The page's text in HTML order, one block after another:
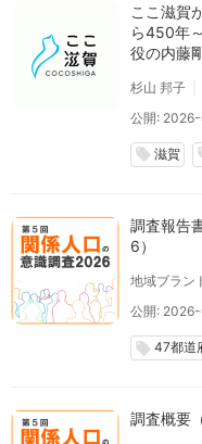
ここ滋賀
ら450年
役の内藤
杉山 邦子
公開:
local_offer 滋賀
調査報告
6）
地域ブラン
公開:
local_offer 47都道
調査概要